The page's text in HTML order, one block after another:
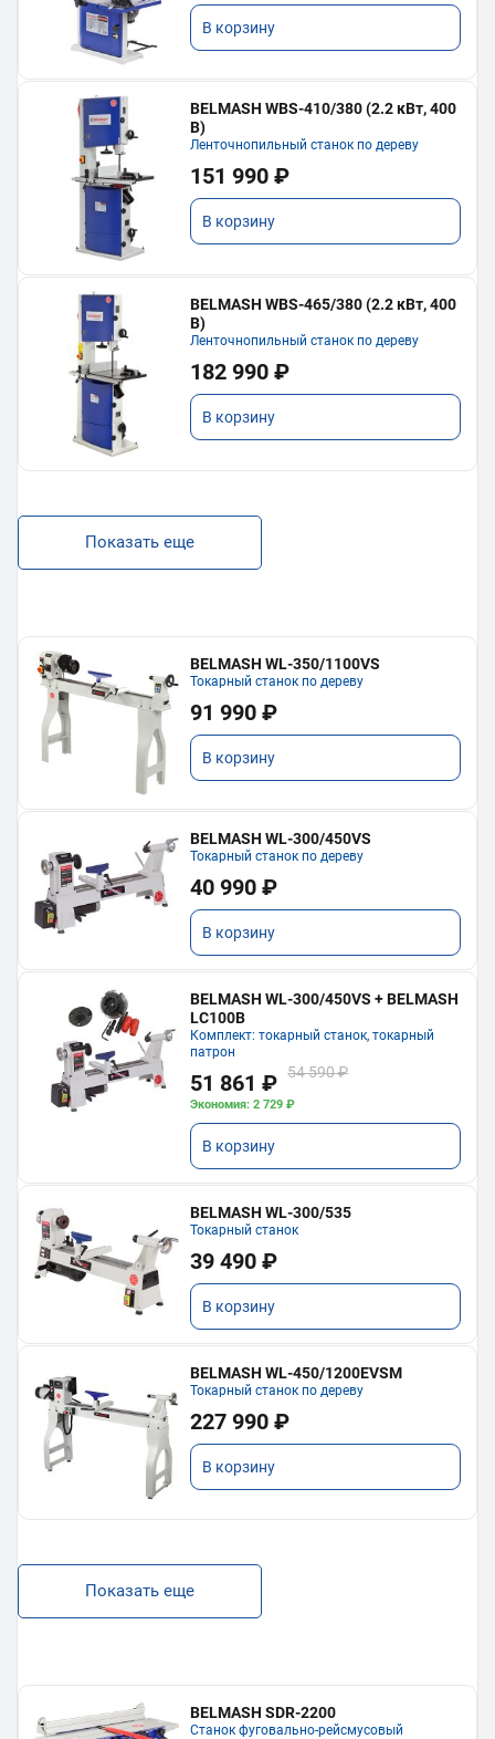
В корзину
BELMASH WBS-410/380 (2.2 кВт, 400
В)
Ленточнопильный станок по дереву
151 990 ₽
В корзину
BELMASH WBS-465/380 (2.2 кВт, 400
В)
Ленточнопильный станок по дереву
182 990 ₽
В корзину
Показать еще
BELMASH WL-350/1100VS
Токарный станок по дереву
91 990 ₽
В корзину
BELMASH WL-300/450VS
Токарный станок по дереву
40 990 ₽
В корзину
BELMASH WL-300/450VS + BELMASH
LC100B
Комплект: токарный станок, токарный
патрон
51 861 ₽ 54 590 ₽
Экономия: 2 729 ₽
В корзину
BELMASH WL-300/535
Токарный станок
39 490 ₽
В корзину
BELMASH WL-450/1200EVSM
Токарный станок по дереву
227 990 ₽
В корзину
Показать еще
BELMASH SDR-2200
Станок фуговально-рейсмусовый